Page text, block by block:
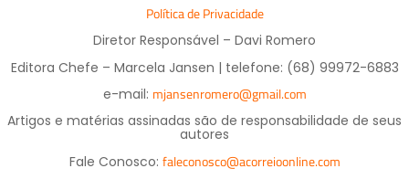
Política de Privacidade
Diretor Responsável – Davi Romero
Editora Chefe – Marcela Jansen | telefone: (68) 99972-6883
e-mail: mjansenromero@gmail.com
Artigos e matérias assinadas são de responsabilidade de seus
autores
Fale Conosco: faleconosco@acorreioonline.com